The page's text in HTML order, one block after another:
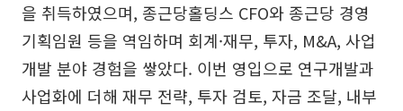
을 취득하였으며, 종근당홀딩스 CFO와 종근당 경영
기획임원 등을 역임하며 회계·재무, 투자, M&A, 사업
개발 분야 경험을 쌓았다. 이번 영입으로 연구개발과
사업화에 더해 재무 전략, 투자 검토, 자금 조달, 내부